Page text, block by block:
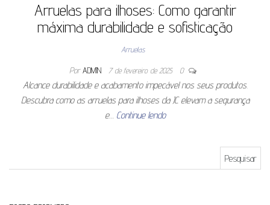
Arruelas para ilhoses: Como garantir
máxima durabilidade e sofisticação
Arruelas
Por ADMIN 7 de fevereiro de 2025 0
Alcance durabilidade e acabamento impecável nos seus produtos.
Descubra como as arruelas para ilhoses da JC elevam a segurança
e… Continue lendo